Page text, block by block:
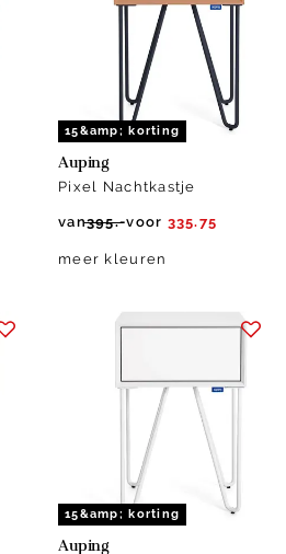
15&amp; korting
Auping
Pixel Nachtkastje
van395.-voor 335.75
meer kleuren
15&amp; korting
Auping